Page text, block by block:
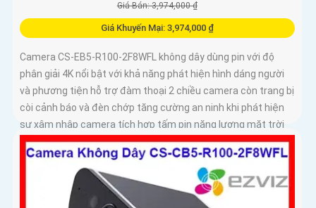
Giá Bán: 3,974,000 ₫
Giá Khuyến Mại: 3,974,000 ₫
Camera CS-EB5-R100-2F8WFL không dây dùng pin với độ
phân giải 4K nổi bật với khả năng phát hiện hình dáng người
và phương tiện hỗ trợ đàm thoại 2 chiều camera còn trang bị
còi cảnh báo và đèn chớp tăng cường an ninh khi phát hiện
sự xâm nhập camera tích hợp tấm pin năng lượng mặt trời
và pin sạc đạt chuẩn IP65 chống nước và bụi giúp hoạt động
bền bỉ trong mọi điều kiện thời tiết.